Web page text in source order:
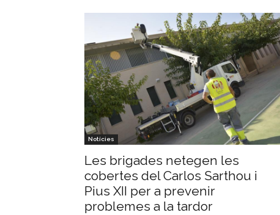
Notícies
Les brigades netegen les
cobertes del Carlos Sarthou i
Pius XII per a prevenir
problemes a la tardor